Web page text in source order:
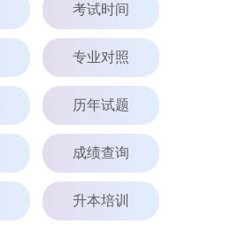
考试时间
专业对照
历年试题
成绩查询
升本培训